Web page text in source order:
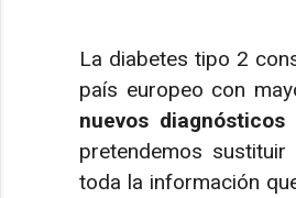
La diabetes tipo 2
país europeo con
nuevos
pretendemos
toda la información